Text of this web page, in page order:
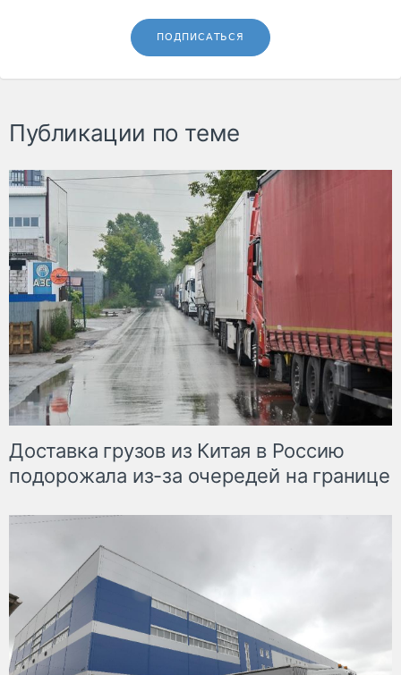
ПОДПИСАТЬСЯ
Публикации по теме
Доставка грузов из Китая в Россию
подорожала из-за очередей на границе